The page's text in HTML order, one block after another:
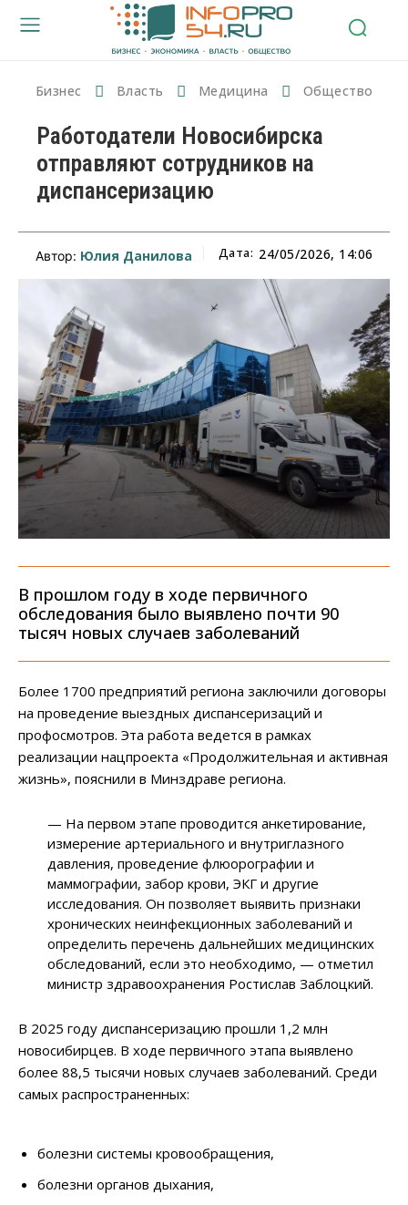
Бизнес Власть Медицина Общество
Работодатели Новосибирска
отправляют сотрудников на
диспансеризацию
Автор: Юлия Данилова Дата: 24/05/2026, 14:06
В прошлом году в ходе первичного
обследования было выявлено почти 90
тысяч новых случаев заболеваний
Более 1700 предприятий региона заключили договоры
на проведение выездных диспансеризаций и
профосмотров. Эта работа ведется в рамках
реализации нацпроекта «Продолжительная и активная
жизнь», пояснили в Минздраве региона.
— На первом этапе проводится анкетирование,
измерение артериального и внутриглазного
давления, проведение флюорографии и
маммографии, забор крови, ЭКГ и другие
исследования. Он позволяет выявить признаки
хронических неинфекционных заболеваний и
определить перечень дальнейших медицинских
обследований, если это необходимо, — отметил
министр здравоохранения Ростислав Заблоцкий.
В 2025 году диспансеризацию прошли 1,2 млн
новосибирцев. В ходе первичного этапа выявлено
более 88,5 тысячи новых случаев заболеваний. Среди
самых распространенных:
болезни системы кровообращения,
болезни органов дыхания,